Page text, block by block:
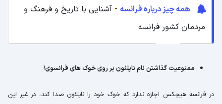
همه چیز درباره فرانسه - آشنایی با تاریخ و فرهنگ و
مردمان کشور فرانسه
ممنوعیت گذاشتن نام ناپلئون بر روی خوک های فرانسوی!
در فرانسه هیچکس اجازه ندارد که خوک خود را ناپلئون صدا کند، در غیر این